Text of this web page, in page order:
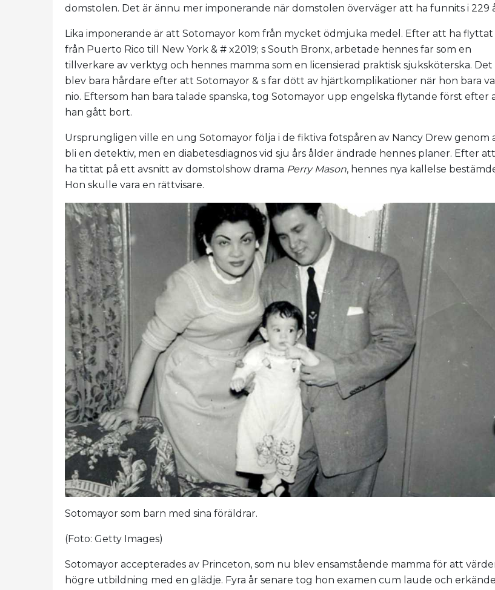
domstolen. Det är ännu mer imponerande när domstolen överväger att ha funnits i 229
Lika imponerande är att Sotomayor kom från mycket ödmjuka medel. Efter att ha flyttat
från Puerto Rico till New York & # x2019; s South Bronx, arbetade hennes far som en
tillverkare av verktyg och hennes mamma som en licensierad praktisk sjuksköterska. Det
blev bara hårdare efter att Sotomayor & s far dött av hjärtkomplikationer när hon bara
nio. Eftersom han bara talade spanska, tog Sotomayor upp engelska flytande först efter
han gått bort.
Ursprungligen ville en ung Sotomayor följa i de fiktiva fotspåren av Nancy Drew genom
bli en detektiv, men en diabetesdiagnos vid sju års ålder ändrade hennes planer. Efter att
ha tittat på ett avsnitt av domstolshow drama Perry Mason, hennes nya kallelse
Hon skulle vara en rättvisare.
Sotomayor som barn med sina föräldrar.
(Foto: Getty Images)
Sotomayor accepterades av Princeton, som nu blev ensamstående mamma för att
högre utbildning med en glädje. Fyra år senare tog hon examen cum laude och